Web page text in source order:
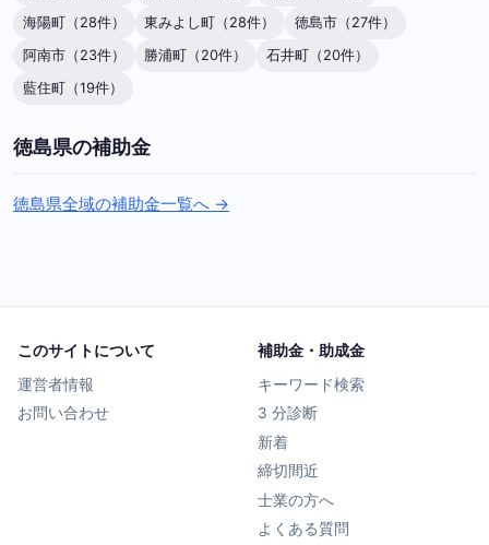
海陽町（28件）
東みよし町（28件）
徳島市（27件）
阿南市（23件）
勝浦町（20件）
石井町（20件）
藍住町（19件）
徳島県の補助金
徳島県全域の補助金一覧へ →
このサイトについて
運営者情報
お問い合わせ
補助金・助成金
キーワード検索
3 分診断
新着
締切間近
士業の方へ
よくある質問